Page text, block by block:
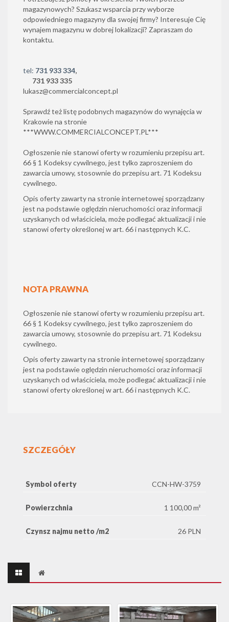
magazynowych? Szukasz wsparcia przy wyborze
odpowiedniego magazyny dla swojej firmy? Interesuje Cię
wynajem magazynu w dobrej lokalizacji? Zapraszam do
kontaktu.
tel: 731 933 334,
731 933 335
lukasz@commercialconcept.pl
Sprawdź też listę podobnych magazynów do wynajęcia w
Krakowie na stronie
***WWW.COMMERCIALCONCEPT.PL***
Ogłoszenie nie stanowi oferty w rozumieniu przepisu art.
66 § 1 Kodeksy cywilnego, jest tylko zaproszeniem do
zawarcia umowy, stosownie do przepisu art. 71 Kodeksu
cywilnego.
Opis oferty zawarty na stronie internetowej sporządzany
jest na podstawie oględzin nieruchomości oraz informacji
uzyskanych od właściciela, może podlegać aktualizacji i nie
stanowi oferty określonej w art. 66 i następnych K.C.
NOTA PRAWNA
Ogłoszenie nie stanowi oferty w rozumieniu przepisu art.
66 § 1 Kodeksy cywilnego, jest tylko zaproszeniem do
zawarcia umowy, stosownie do przepisu art. 71 Kodeksu
cywilnego.
Opis oferty zawarty na stronie internetowej sporządzany
jest na podstawie oględzin nieruchomości oraz informacji
uzyskanych od właściciela, może podlegać aktualizacji i nie
stanowi oferty określonej w art. 66 i następnych K.C.
SZCZEGÓŁY
Symbol oferty CCN-HW-3759
Powierzchnia 1 100,00 m²
Czynsz najmu netto /m2 26 PLN